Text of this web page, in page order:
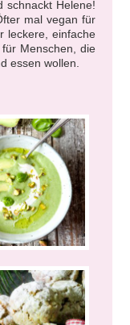
schnackt Helene!
mal vegan für
leckere, einfache
Menschen, die
essen wollen.